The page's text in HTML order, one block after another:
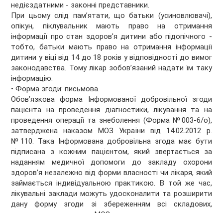
недієздатними - законні представники.
При цьому слід пам’ятати, що батьки (усиновлювачі),
опікун, піклувальник мають право на отримання
інформації про стан здоров'я дитини або підопічного -
тобто, батьки мають право на отримання інформації
дитини у віці від 14 до 18 років у відповідності до вимог
законодавства. Тому лікар зобов’язаний надати їм таку
інформацію.
• Форма згоди: письмова.
Обов’язкова форма Інформованої добровільної згоди
пацієнта на проведення діагностики, лікування та на
проведення операції та знеболення (Форма №003-6/о),
затверджена наказом МОЗ України від 14.02.2012 р.
№110. Така Інформована добровільна згода має бути
підписана з кожним пацієнтом, який звертається за
наданням медичної допомоги до закладу охорони
здоров’я незалежно від форми власності чи лікаря, який
займається індивідуальною практикою. В той же час,
лікувальні заклади можуть удосконалити та розширити
дану форму згоди зі збереженням всі складових,